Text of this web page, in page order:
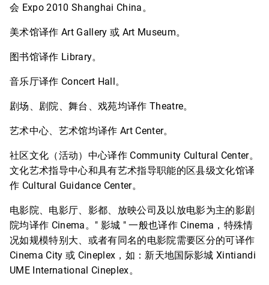
会 Expo 2010 Shanghai China。
美术馆译作 Art Gallery 或 Art Museum。
图书馆译作 Library。
音乐厅译作 Concert Hall。
剧场、剧院、舞台、戏苑均译作 Theatre。
艺术中心、艺术馆均译作 Art Center。
社区文化（活动）中心译作 Community Cultural Center。
文化艺术指导中心和具有艺术指导职能的区县级文化馆译
作 Cultural Guidance Center。
电影院、电影厅、影都、放映公司及以放电影为主的影剧
院均译作 Cinema。" 影城 " 一般也译作 Cinema，特殊情
况如规模特别大、或者有同名的电影院需要区分的可译作
Cinema City 或 Cineplex，如：新天地国际影城 Xintiandi
UME International Cineplex。